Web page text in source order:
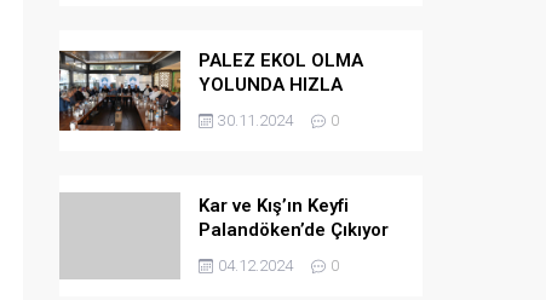
PALEZ EKOL OLMA
YOLUNDA HIZLA
İLERLİYOR
30.11.2024 0
Kar ve Kış’ın Keyfi
Palandöken’de Çıkıyor
04.12.2024 0